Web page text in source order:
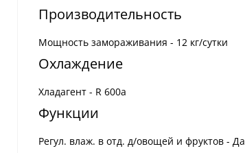
Производительность
Мощность замораживания - 12 кг/сутки
Охлаждение
Хладагент - R 600a
Функции
Регул. влаж. в отд. д/овощей и фруктов - Да